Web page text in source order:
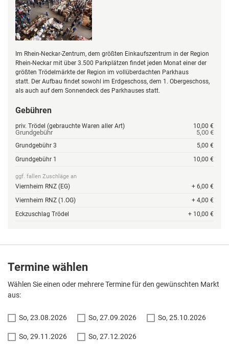
Im Rhein-Neckar-Zentrum, dem größten Einkaufszentrum in der Region
Rhein-Neckar mit über 3.500 Parkplätzen findet jeden Monat einer der
größten Trödelmärkte der Region im vollüberdachten Parkhaus
statt. Der Aufbau findet sowohl im Erdgeschoss, dem 1. Obergeschoss,
als auch auf dem Sonnendeck des Parkhauses statt.
Gebühren
priv. Trödel (gebrauchte Waren aller Art) 10,00 €
Grundgebühr 5,00 €
Grundgebühr 3
5,00 €
Grundgebühr 1
10,00 €
ggf. fallen Zuschläge an
Viernheim RNZ (EG)
+ 6,00 €
Viernheim RNZ (1.OG)
+ 4,00 €
Eckzuschlag Trödel
+ 10,00 €
Termine wählen
Wählen Sie einen oder mehrere Termine für den gewünschten Markt
aus:
So, 23.08.2026 So, 27.09.2026 So, 25.10.2026
So, 29.11.2026 So, 27.12.2026